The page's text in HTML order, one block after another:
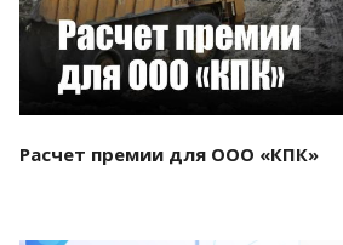
Расчет премии для ООО «КПК»